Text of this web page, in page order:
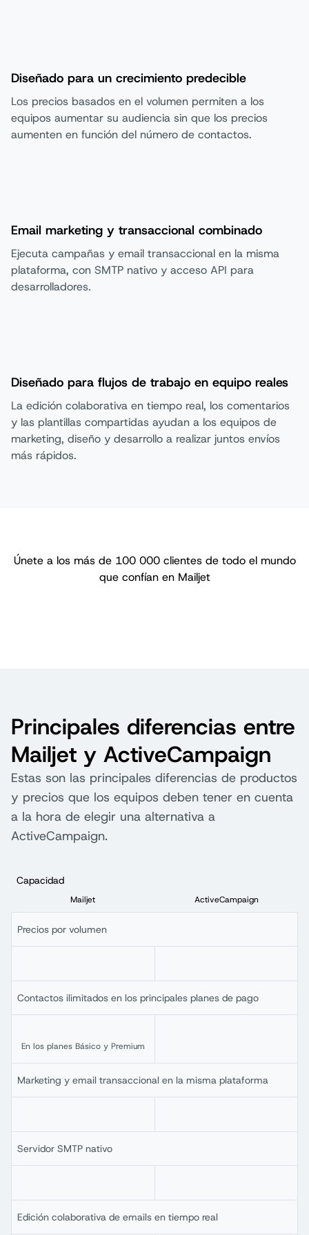
Diseñado para un crecimiento predecible
Los precios basados en el volumen permiten a los
equipos aumentar su audiencia sin que los precios
aumenten en función del número de contactos.
Email marketing y transaccional combinado
Ejecuta campañas y email transaccional en la misma
plataforma, con SMTP nativo y acceso API para
desarrolladores.
Diseñado para flujos de trabajo en equipo reales
La edición colaborativa en tiempo real, los comentarios
y las plantillas compartidas ayudan a los equipos de
marketing, diseño y desarrollo a realizar juntos envíos
más rápidos.
Únete a los más de 100 000 clientes de todo el mundo
que confían en Mailjet
Principales diferencias entre
Mailjet y ActiveCampaign
Estas son las principales diferencias de productos
y precios que los equipos deben tener en cuenta
a la hora de elegir una alternativa a
ActiveCampaign.
Capacidad
Mailjet ActiveCampaign
Precios por volumen
Contactos ilimitados en los principales planes de pago
En los planes Básico y Premium
Marketing y email transaccional en la misma plataforma
Servidor SMTP nativo
Edición colaborativa de emails en tiempo real